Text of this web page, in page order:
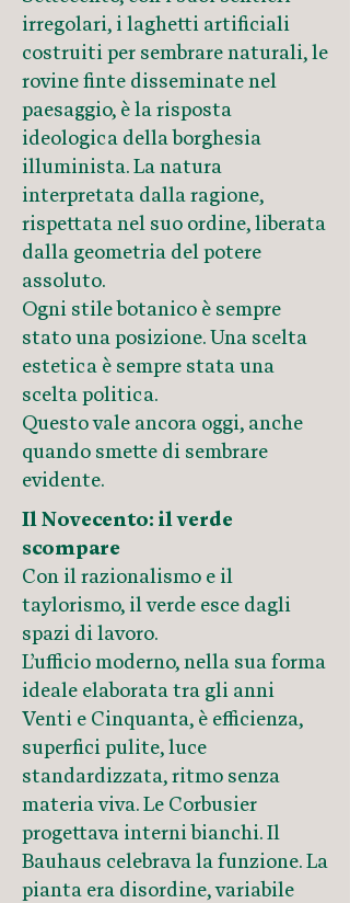
irregolari, i laghetti artificiali
costruiti per sembrare naturali, le
rovine finte disseminate nel
paesaggio, è la risposta
ideologica della borghesia
illuminista. La natura
interpretata dalla ragione,
rispettata nel suo ordine, liberata
dalla geometria del potere
assoluto.
Ogni stile botanico è sempre
stato una posizione. Una scelta
estetica è sempre stata una
scelta politica.
Questo vale ancora oggi, anche
quando smette di sembrare
evidente.
Il Novecento: il verde
scompare
Con il razionalismo e il
taylorismo, il verde esce dagli
spazi di lavoro.
L’ufficio moderno, nella sua forma
ideale elaborata tra gli anni
Venti e Cinquanta, è efficienza,
superfici pulite, luce
standardizzata, ritmo senza
materia viva. Le Corbusier
progettava interni bianchi. Il
Bauhaus celebrava la funzione. La
pianta era disordine, variabile